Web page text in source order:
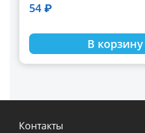
54 ₽
В корзину
Контакты